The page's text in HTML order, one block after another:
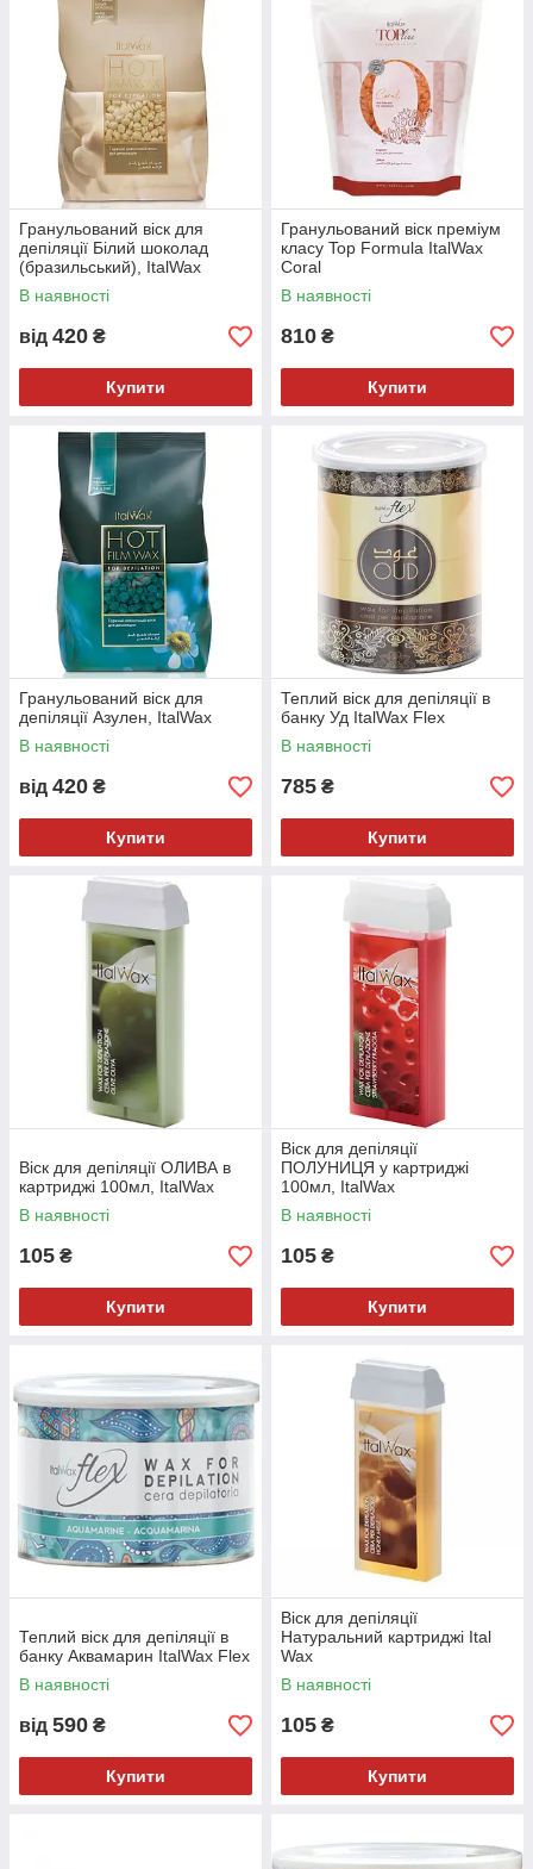
Гранульований віск для
депіляції Білий шоколад
(бразильський), ItalWax
В наявності
від 420 ₴
Купити
Гранульований віск преміум
класу Top Formula ItalWax
Coral
В наявності
810 ₴
Купити
Гранульований віск для
депіляції Азулен, ItalWax
В наявності
від 420 ₴
Купити
Теплий віск для депіляції в
банку Уд ItalWax Flex
В наявності
785 ₴
Купити
Віск для депіляції ОЛИВА в
картриджі 100мл, ItalWax
В наявності
105 ₴
Купити
Віск для депіляції
ПОЛУНИЦЯ у картриджі
100мл, ItalWax
В наявності
105 ₴
Купити
Теплий віск для депіляції в
банку Аквамарин ItalWax Flex
В наявності
від 590 ₴
Купити
Віск для депіляції
Натуральний картриджі Ital
Wax
В наявності
105 ₴
Купити